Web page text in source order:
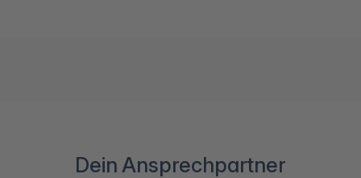
Dein Ansprechpartner